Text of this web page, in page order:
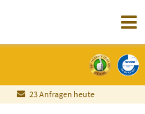
23 Anfragen heute